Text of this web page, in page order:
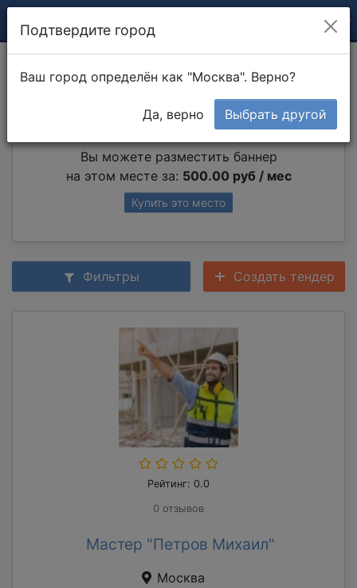
Покраска откосов
Вы можете разместить баннер
на этом месте за: 500.00 руб / мес
Купить это место
Фильтры Создать тендер
Рейтинг: 0.0
0 отзывов
Мастер "Петров Михаил"
Москва
Подтвердите город
Ваш город определён как "Москва". Верно?
Да, верно Выбрать другой